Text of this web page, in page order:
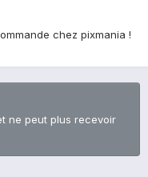
chez pixmania !
ne peut plus recevoir